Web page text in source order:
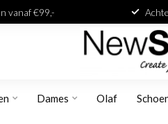
vanaf €99,-
Dames Olaf